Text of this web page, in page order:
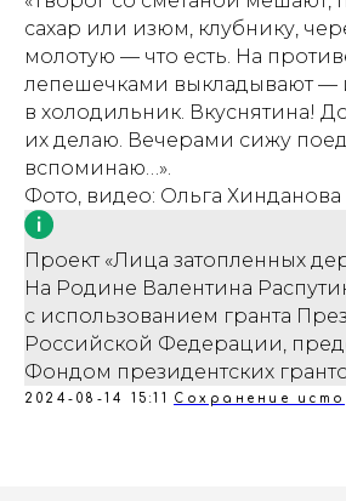
сахар или изюм, клубнику,
молотую — что есть. На
лепешечками выкладывают —
в холодильник. Вкуснятина!
их делаю. Вечерами сижу
вспоминаю…».
Фото, видео: Ольга Хинданова
Проект «Лица затопленных
На Родине Валентина
с использованием гранта
Российской Федерации,
Фондом президентских
2024-08-14 15:11 Сохранение